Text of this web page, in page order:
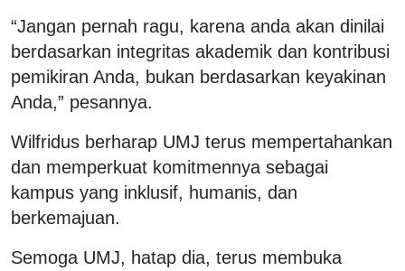
“Jangan pernah ragu, karena anda akan dinilai
berdasarkan integritas akademik dan kontribusi
pemikiran Anda, bukan berdasarkan keyakinan
Anda,” pesannya.
Wilfridus berharap UMJ terus mempertahankan
dan memperkuat komitmennya sebagai
kampus yang inklusif, humanis, dan
berkemajuan.
Semoga UMJ, hatap dia, terus membuka